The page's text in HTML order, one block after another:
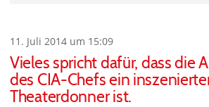
11. Juli 2014 um 15:09
Vieles spricht dafür, dass die
des CIA-Chefs ein
Theaterdonner ist.